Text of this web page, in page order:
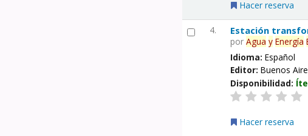
Hacer reserva
4. Estación
porAgua y Energía
Idioma:Español
Editor:Buenos
Disponibilidad:
Hacer reserva